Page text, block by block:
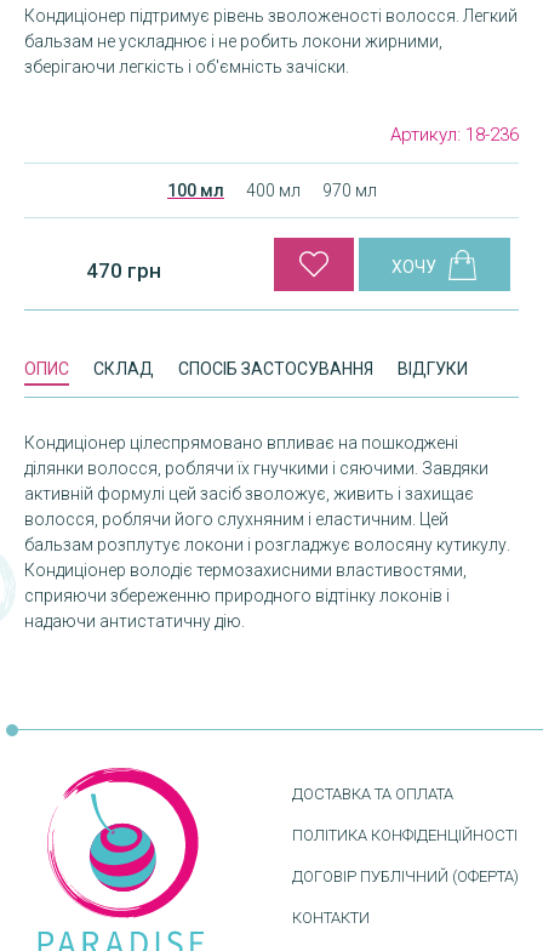
Кондиціонер підтримує рівень зволоженості волосся. Легкий
бальзам не ускладнює і не робить локони жирними,
зберігаючи легкість і об'ємність зачіски.
Артикул: 18-236
100 мл 400 мл 970 мл
470 грн
ОПИС СКЛАД СПОСІБ ЗАСТОСУВАННЯ ВІДГУКИ
Кондиціонер цілеспрямовано впливає на пошкоджені
ділянки волосся, роблячи їх гнучкими і сяючими. Завдяки
активній формулі цей засіб зволожує, живить і захищає
волосся, роблячи його слухняним і еластичним. Цей
бальзам розплутує локони і розгладжує волосяну кутикулу.
Кондиціонер володіє термозахисними властивостями,
сприяючи збереженню природного відтінку локонів і
надаючи антистатичну дію.
ДОСТАВКА ТА ОПЛАТА
ПОЛІТИКА КОНФІДЕНЦІЙНОСТІ
ДОГОВІР ПУБЛІЧНИЙ (ОФЕРТА)
КОНТАКТИ